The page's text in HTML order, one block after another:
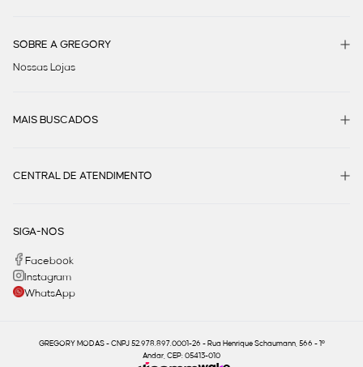
SOBRE A GREGORY
Nossas Lojas
MAIS BUSCADOS
CENTRAL DE ATENDIMENTO
SIGA-NOS
Facebook
Instagram
WhatsApp
GREGORY MODAS - CNPJ 52.978.897.0001-26 - Rua Henrique Schaumann, 566 - 1º
Andar, CEP: 05413-010